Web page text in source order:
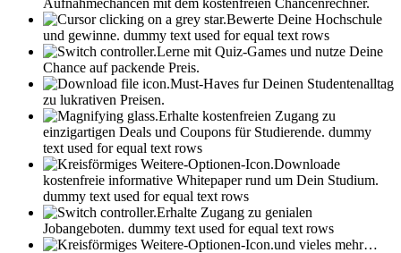
Bewerte Deine Hochschule
und gewinne. dummy text used for equal text rows
Lerne mit Quiz-Games und nutze Deine
Chance auf packende Preis.
Must-Haves fur Deinen Studentenalltag
zu lukrativen Preisen.
Erhalte kostenfreien Zugang zu
einzigartigen Deals und Coupons für Studierende. dummy
text used for equal text rows
Downloade
kostenfreie informative Whitepaper rund um Dein Studium.
dummy text used for equal text rows
Erhalte Zugang zu genialen
Jobangeboten. dummy text used for equal text rows
und vieles mehr…